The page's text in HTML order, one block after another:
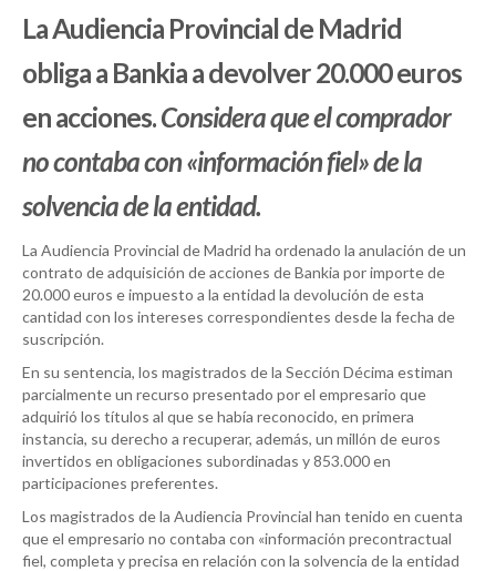
La Audiencia Provincial de Madrid
obliga a Bankia a devolver 20.000 euros
en acciones.Considera que el comprador
no contaba con «información fiel» de la
solvencia de la entidad.
La Audiencia Provincial de Madrid ha ordenado la anulación de un
contrato de adquisición de acciones de Bankia por importe de
20.000 euros e impuesto a la entidad la devolución de esta
cantidad con los intereses correspondientes desde la fecha de
suscripción.
En su sentencia, los magistrados de la Sección Décima estiman
parcialmente un recurso presentado por el empresario que
adquirió los títulos al que se había reconocido, en primera
instancia, su derecho a recuperar, además, un millón de euros
invertidos en obligaciones subordinadas y 853.000 en
participaciones preferentes.
Los magistrados de la Audiencia Provincial han tenido en cuenta
que el empresario no contaba con «información precontractual
fiel, completa y precisa en relación con la solvencia de la entidad